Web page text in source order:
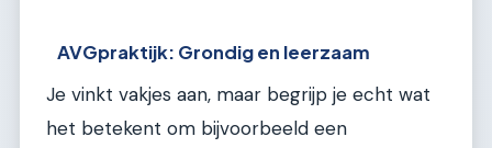
AVGpraktijk: Grondig en leerzaam
Je vinkt vakjes aan, maar begrijp je echt wat
het betekent om bijvoorbeeld een